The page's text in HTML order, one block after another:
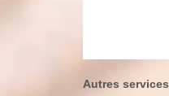
Autres services